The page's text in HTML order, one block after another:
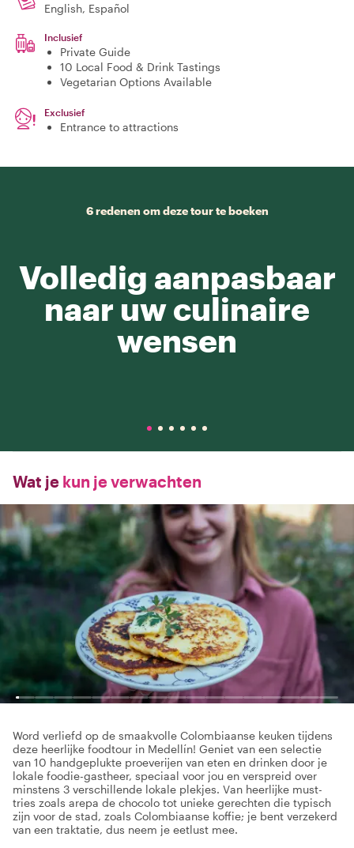
English, Español
Inclusief
Private Guide
10 Local Food & Drink Tastings
Vegetarian Options Available
Exclusief
Entrance to attractions
6 redenen om deze tour te boeken
Volledig aanpasbaar
naar uw culinaire
wensen
Wat je kun je verwachten
Word verliefd op de smaakvolle Colombiaanse keuken tijdens
deze heerlijke foodtour in Medellín! Geniet van een selectie
van 10 handgeplukte proeverijen van eten en drinken door je
lokale foodie-gastheer, speciaal voor jou en verspreid over
minstens 3 verschillende lokale plekjes. Van heerlijke must-
tries zoals arepa de chocolo tot unieke gerechten die typisch
zijn voor de stad, zoals Colombiaanse koffie; je bent verzekerd
van een traktatie, dus neem je eetlust mee.